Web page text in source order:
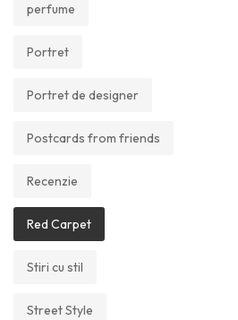
perfume
Portret
Portret de designer
Postcards from friends
Recenzie
Red Carpet
Stiri cu stil
Street Style